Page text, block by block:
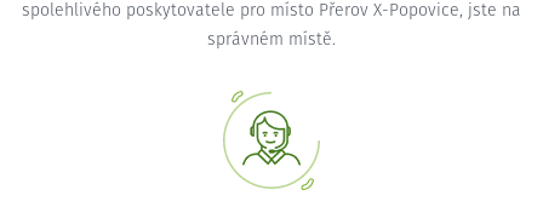
spolehlivého poskytovatele pro místo Přerov X-Popovice, jste na
správném místě.